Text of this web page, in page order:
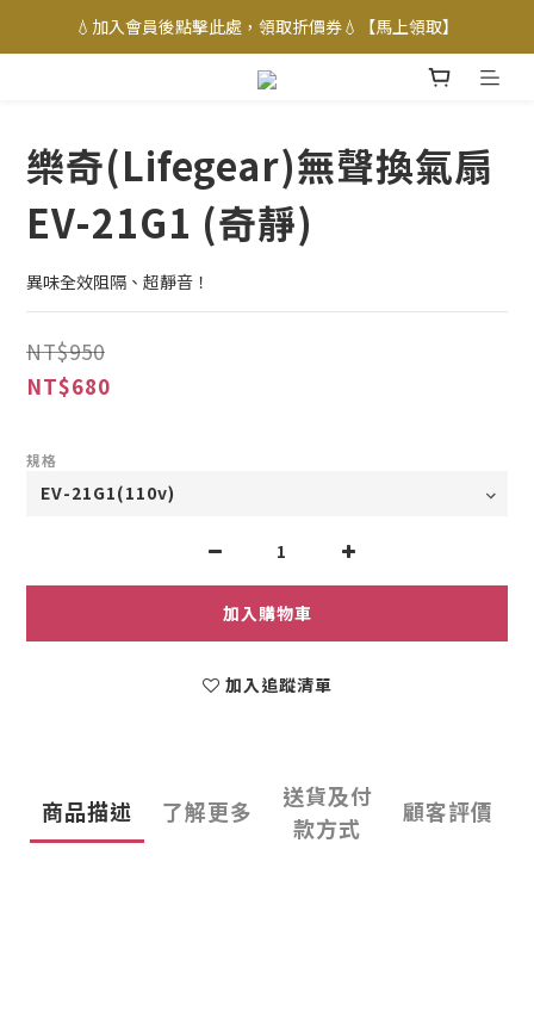
💧加入會員後點擊此處，領取折價券💧【馬上領取】
樂奇(Lifegear)無聲換氣扇
EV-21G1 (奇靜)
異味全效阻隔、超靜音！
NT$950
NT$680
規格
加入購物車
加入追蹤清單
商品描述 了解更多
送貨及付
款方式
顧客評價